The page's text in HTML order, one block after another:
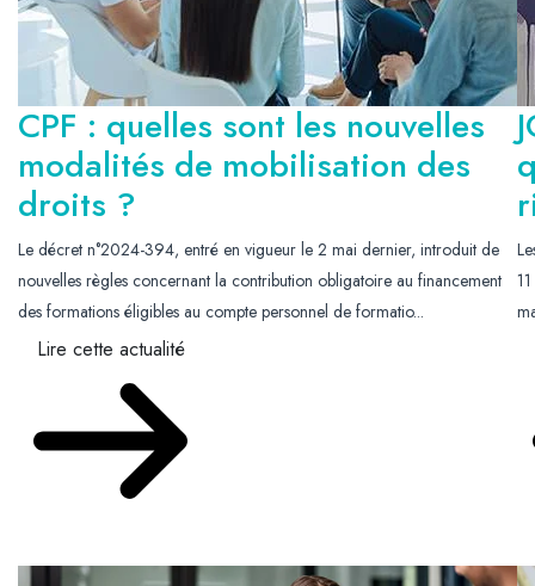
CPF : quelles sont les nouvelles
modalités de mobilisation des
droits ?
Le décret n°2024-394, entré en vigueur le 2 mai dernier, introduit de
nouvelles règles concernant la contribution obligatoire au financement
des formations éligibles au compte personnel de formatio...
Lire cette actualité